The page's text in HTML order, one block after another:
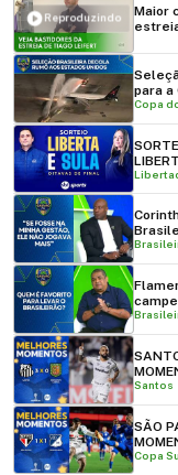
Reproduzindo
Maior
para a
Copa
Santos
SÃO
Copa